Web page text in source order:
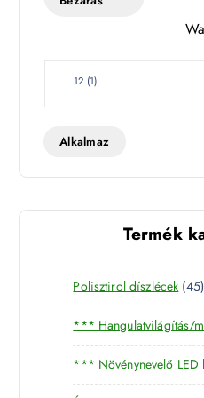
W
t
12 (1)
Alkalmaz
Termék
Polisztirol díszlécek 454
t
e
r
*** Hangulatvilágítás/
*** Növénynevelő